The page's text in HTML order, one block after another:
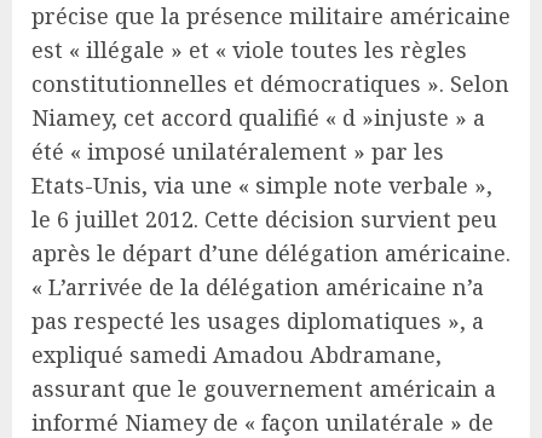
précise que la présence militaire américaine
est « illégale » et « viole toutes les règles
constitutionnelles et démocratiques ». Selon
Niamey, cet accord qualifié « d »injuste » a
été « imposé unilatéralement » par les
Etats-Unis, via une « simple note verbale »,
le 6 juillet 2012. Cette décision survient peu
après le départ d’une délégation américaine.
« L’arrivée de la délégation américaine n’a
pas respecté les usages diplomatiques », a
expliqué samedi Amadou Abdramane,
assurant que le gouvernement américain a
informé Niamey de « façon unilatérale » de